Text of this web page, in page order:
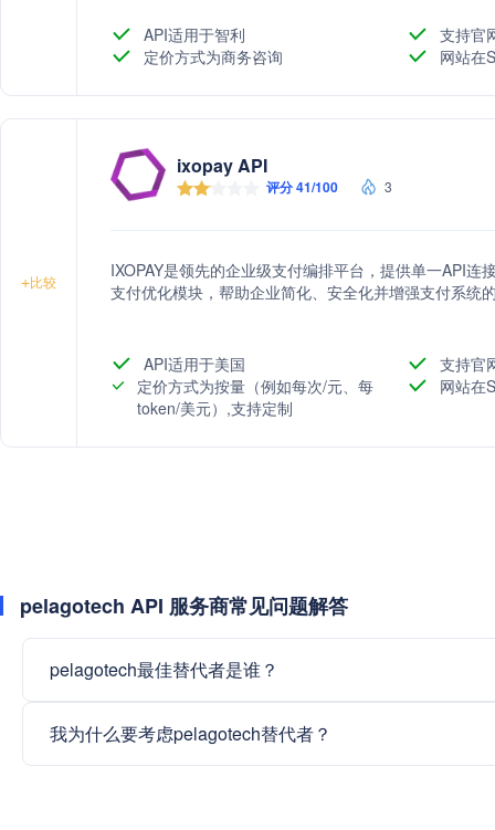
API适用于智利
支持官
定价方式为商务咨询
网站在
+比较
ixopay API
评分 41/100 3
IXOPAY是领先的企业级支付编排平台，提供单一API
支付优化模块，帮助企业简化、安全化并增强支付系统
API适用于美国
支持官
定价方式为按量（例如每次/元、每
token/美元）,支持定制
网站在
pelagotech API 服务商常见问题解答
pelagotech最佳替代者是谁？
我为什么要考虑pelagotech替代者？